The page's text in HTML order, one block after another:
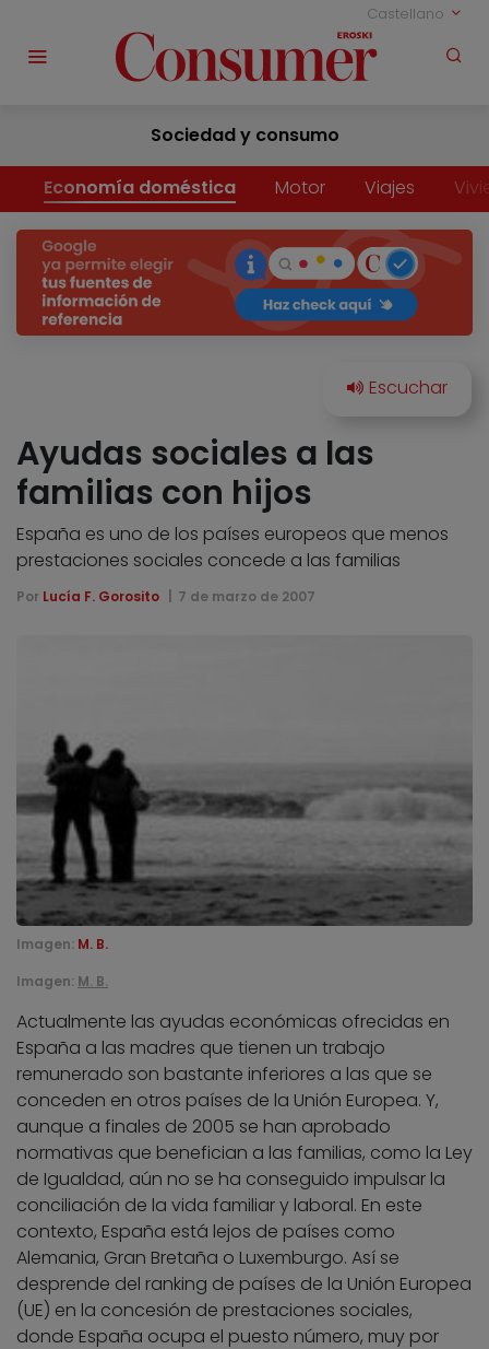
Castellano
Sociedad y consumo
Economía doméstica Motor Viajes
Ayudas sociales a las
familias con hijos
España es uno de los países europeos que menos
prestaciones sociales concede a las familias
Por Lucía F. Gorosito 7 de marzo de 2007
Imagen: M. B.
Imagen: M. B.
Actualmente las ayudas económicas ofrecidas en
España a las madres que tienen un trabajo
remunerado son bastante inferiores a las que se
conceden en otros países de la Unión Europea. Y,
aunque a finales de 2005 se han aprobado
normativas que benefician a las familias, como la Ley
de Igualdad, aún no se ha conseguido impulsar la
conciliación de la vida familiar y laboral. En este
contexto, España está lejos de países como
Alemania, Gran Bretaña o Luxemburgo. Así se
desprende del ranking de países de la Unión Europea
(UE) en la concesión de prestaciones sociales,
donde España ocupa el puesto número, muy por